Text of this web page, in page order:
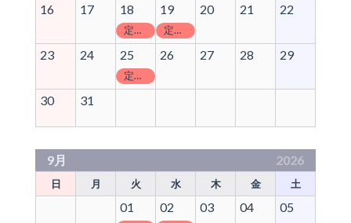
16 17 18
定休日
19
定休日
20 21 22
23 24 25
定休日
26 27 28 29
30 31
9月 2026
日 月 火 水 木 金 土
01 02 03 04 05